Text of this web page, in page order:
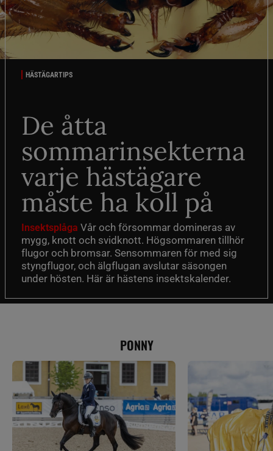
HÄSTÄGARTIPS
De åtta
sommarinsekterna
varje hästägare
måste ha koll på
Insektsplåga Vår och försommar domineras av
mygg, knott och svidknott. Högsommaren tillhör
flugor och bromsar. Sensommaren för med sig
styngflugor, och älgflugan avslutar säsongen
under hösten. Här är hästens insektskalender.
PONNY